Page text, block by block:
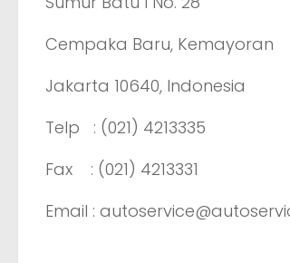
Cempaka Baru, Kemayoran
Jakarta 10640, Indonesia
Telp : (021) 4213335
Fax : (021) 4213331
Email :